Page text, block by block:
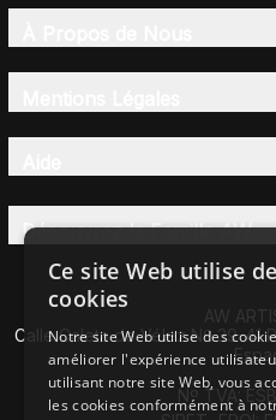
Découvrez la Famille AW
AW
Calle Caleta de Vélez Nº 39-41
Nº TVA:
Ce site Web utilise
cookies
Notre site Web utilise des
améliorer l'expérience
utilisant notre site Web, vous
les cookies conformément à